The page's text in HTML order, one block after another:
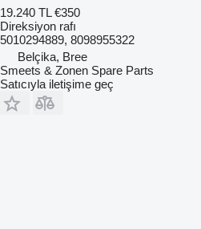
19.240 TL €350
Direksiyon rafı
5010294889, 8098955322
Belçika, Bree
Smeets & Zonen Spare Parts
Satıcıyla iletişime geç